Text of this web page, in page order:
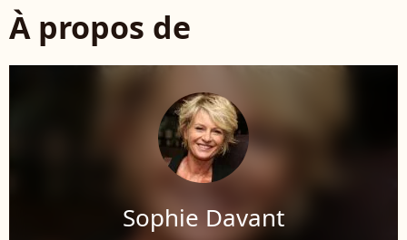
À propos de
Sophie Davant